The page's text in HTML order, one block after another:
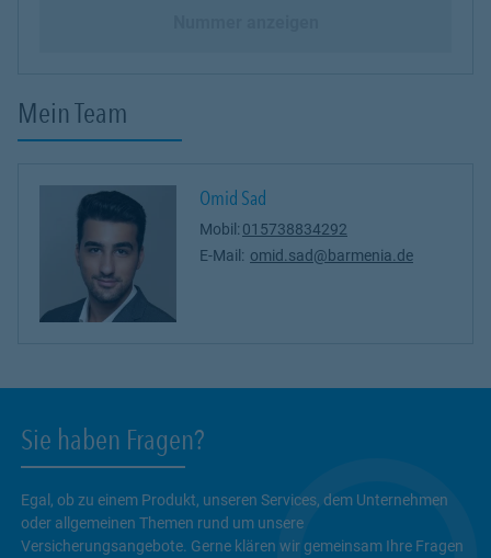
Mein Team
Omid Sad
Mobil: 015738834292
E-Mail: omid.sad@barmenia.de
Sie haben Fragen?
Egal, ob zu einem Produkt, unseren Services, dem Unternehmen
oder allgemeinen Themen rund um unsere
Versicherungsangebote. Gerne klären wir gemeinsam Ihre Fragen